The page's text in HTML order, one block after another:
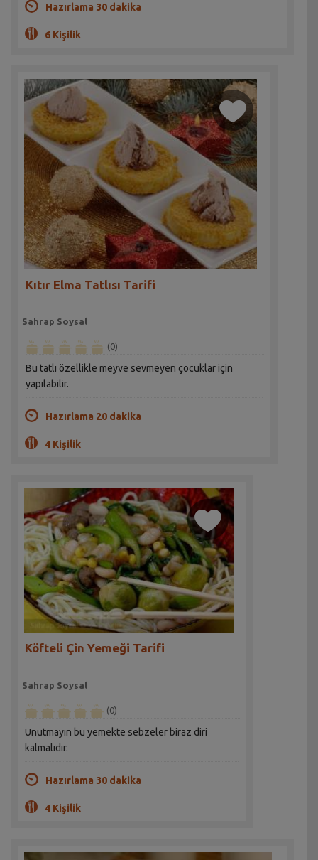
Hazırlama 30 dakika
6 Kişilik
Kıtır Elma Tatlısı Tarifi
Sahrap Soysal
(0)
Bu tatlı özellikle meyve sevmeyen çocuklar için
yapılabilir.
Hazırlama 20 dakika
4 Kişilik
Köfteli Çin Yemeği Tarifi
Sahrap Soysal
(0)
Unutmayın bu yemekte sebzeler biraz diri
kalmalıdır.
Hazırlama 30 dakika
4 Kişilik